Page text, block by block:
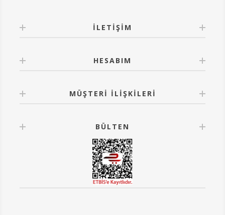
İLETIŞIM
HESABIM
MÜŞTERI İLIŞKILERI
BÜLTEN